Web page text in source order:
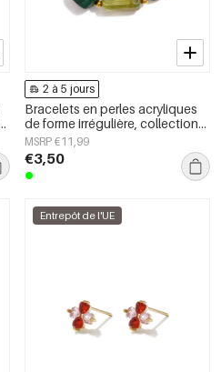
2 à 5 jours
Bracelets en perles acryliques
de forme irrégulière, collection
Simple Daily Simple, bijoux pour
femmes
MSRP €11,99
€3,50
Entrepôt de l'UE